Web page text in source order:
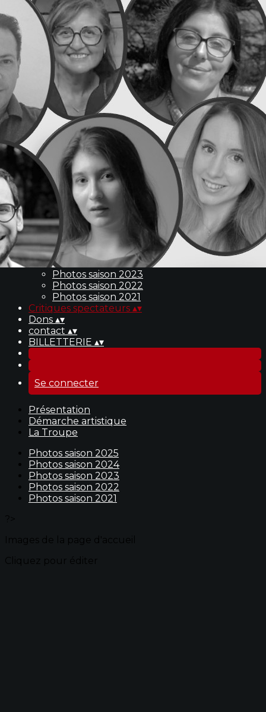
Exporter les lignes sélectionnées
Exporter toutes les colonnes
Exporter uniquement les colonnes affichées
Menu
Ajoutez un logo, un bouton, des réseaux sociaux
Cliquez pour éditer
Les Pendrillons Rouges
Présentation
Démarche artistique
La Troupe
PROCHAINEMENT
▾
Presse
NOS CAPTATIONS THEATRALES
COURTS-METRAGES
Photos▴▾
Photos saison 2025
Photos saison 2024
Photos saison 2023
Photos saison 2022
Photos saison 2021
Critiques spectateurs ▴▾
Dons ▴▾
contact ▴▾
BILLETTERIE ▴▾
Se connecter
Présentation
Démarche artistique
La Troupe
Photos saison 2025
Photos saison 2024
Photos saison 2023
Photos saison 2022
Photos saison 2021